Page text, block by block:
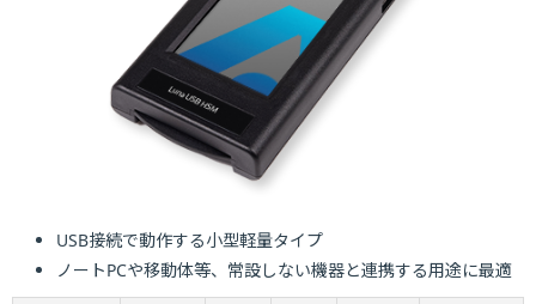
USB接続で動作する小型軽量タイプ
ノートPCや移動体等、常設しない機器と連携する用途に最適